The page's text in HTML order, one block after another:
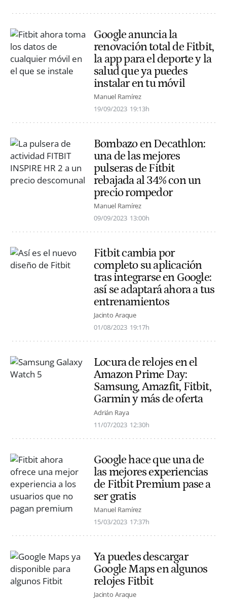
Google anuncia la
renovación total de Fitbit,
la app para el deporte y la
salud que ya puedes
instalar en tu móvil
Manuel Ramírez
19/09/2023 19:13h
Bombazo en Decathlon:
una de las mejores
pulseras de Fitbit
rebajada al 34% con un
precio rompedor
Manuel Ramírez
09/09/2023 13:00h
Fitbit cambia por
completo su aplicación
tras integrarse en Google:
así se adaptará ahora a tus
entrenamientos
Jacinto Araque
01/08/2023 19:17h
Locura de relojes en el
Amazon Prime Day:
Samsung, Amazfit, Fitbit,
Garmin y más de oferta
Adrián Raya
11/07/2023 12:30h
Google hace que una de
las mejores experiencias
de Fitbit Premium pase a
ser gratis
Manuel Ramírez
15/03/2023 17:37h
Ya puedes descargar
Google Maps en algunos
relojes Fitbit
Jacinto Araque